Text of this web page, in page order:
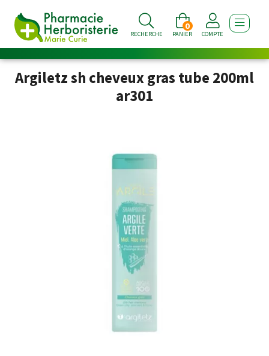
RECHERCHE PANIER
0
COMPTE
Argiletz sh cheveux gras tube 200ml
ar301